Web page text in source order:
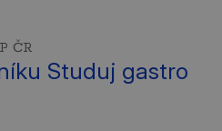
ČR
Studuj gastro